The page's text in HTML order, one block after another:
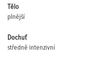
Tělo
plnější
Dochuť
středně intenzivní